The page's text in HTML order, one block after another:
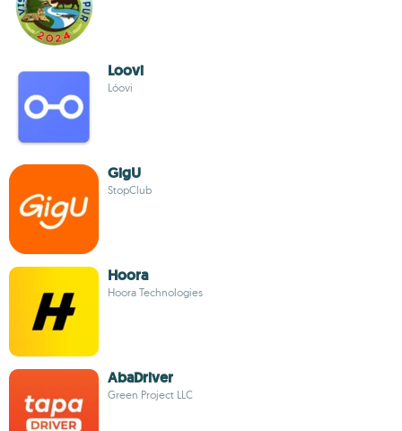
Loovi
Lóovi
GigU
StopClub
Hoora
Hoora Technologies
AbaDriver
Green Project LLC